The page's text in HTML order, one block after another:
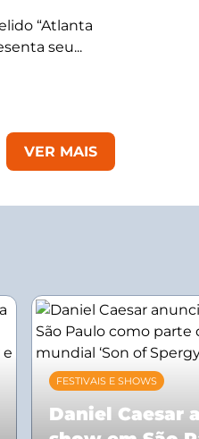
“Atlanta
seu...
VER MAIS
FESTIVAIS E SHOWS
Daniel Caesar